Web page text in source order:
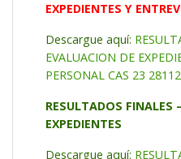
EXPEDIENTES Y
Descargue aquí:
EVALUACION DE
PERSONAL CAS 23
RESULTADOS FINALES
EXPEDIENTES
Descargue aquí: